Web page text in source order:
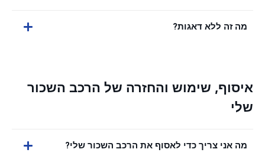
מה זה ללא דאגות?
איסוף, שימוש והחזרה של הרכב השכור
שלי
מה אני צריך כדי לאסוף את הרכב השכור שלי?